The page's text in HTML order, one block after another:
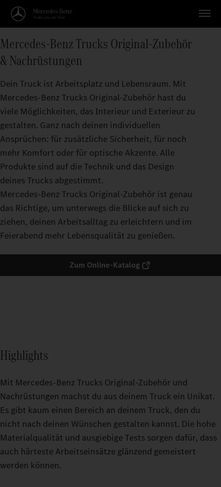
Mercedes‑Benz Trucks Original-Zubehör
& Nachrüstungen
Dein Truck ist Arbeitsplatz und Lebensraum. Mit
Mercedes‑Benz Trucks Original‑Zubehör hast du
viele Möglichkeiten, das Interieur und Exterieur zu
gestalten. Ganz nach deinen individuellen
Ansprüchen: für zusätzliche Sicherheit, für noch
mehr Komfort oder für optische Akzente. Alle
Produkte sind auf die Technik und das Design
deines Trucks abgestimmt.
Mercedes‑Benz Trucks Original-Zubehör ist genau
das Richtige, um unterwegs die Blicke auf sich zu
ziehen, deinen Arbeitsalltag zu erleichtern und im
Feierabend mehr Lebensqualität zu genießen.
Zum Online-Katalog
Highlights
Mit Mercedes-Benz Trucks Original-Zubehör und
Nachrüstungen machst du aus deinem Truck ein Unikat.
Es gibt kaum einen Bereich an deinem Truck, den du
nicht nach deinen Wünschen gestalten kannst. Die hohe
Materialqualität und ausgiebige Tests sorgen dafür, dass
auch härteste Arbeitseinsätze glänzend gemeistert
werden können.